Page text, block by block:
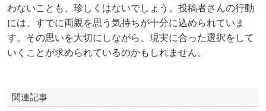
わないことも、珍しくはないでしょう。投稿者さんの行動
には、すでに両親を思う気持ちが十分に込められていま
す。その思いを大切にしながら、現実に合った選択をして
いくことが求められているのかもしれません。
関連記事